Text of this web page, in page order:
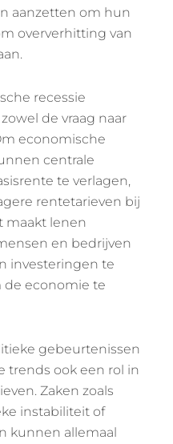
aanzetten om hun
oververhitting van
recessie
de vraag naar
economische
centrale
te verlagen,
rentetarieven bij
maakt lenen
en bedrijven
investeringen te
de economie te
gebeurtenissen
trends ook een rol in
Zaken zoals
instabiliteit of
kunnen allemaal